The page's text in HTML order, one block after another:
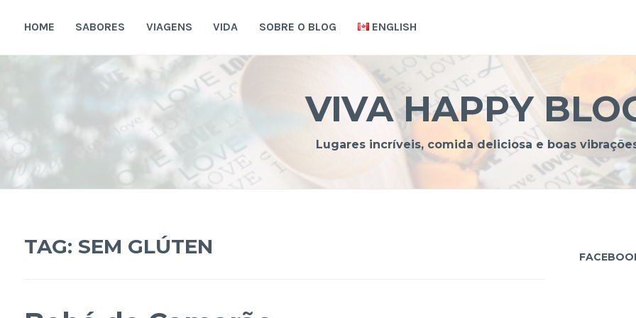
HOME SABORES VIAGENS VIDA SOBRE O BLOG ENGLISH
VIVA HAPPY
Lugares incríveis, comida deliciosa e boas
TAG: SEM GLÚTEN